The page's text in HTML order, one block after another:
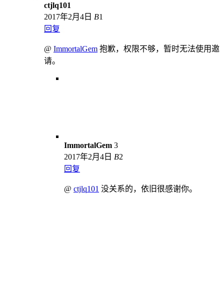
ctjlq101
2017年2月4日 B1
回复
@ ImmortalGem 抱歉，权限不够，暂时无法使用邀
请。
ImmortalGem 3
2017年2月4日 B2
回复
@ ctjlq101 没关系的，依旧很感谢你。